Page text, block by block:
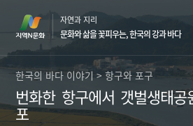
영
로
역
가
자연과 지리
문화와 삶을 꽃피우는, 한국의 강과 바다
한국의 바다 이야기 > 항구와 포구
번화한 항구에서 갯벌생태
포